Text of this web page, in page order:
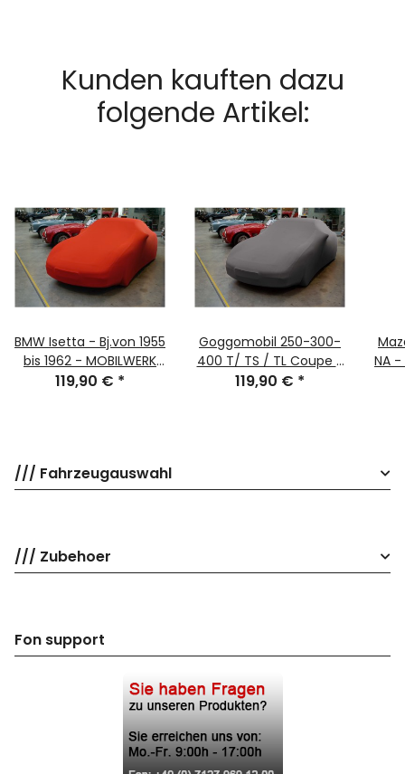
Kunden kauften dazu
folgende Artikel:
BMW Isetta - Bj.von 1955
bis 1962 - MOBILWERK
INDOOR COVER
119,90 € *
Goggomobil 250-300-
400 T/ TS / TL Coupe -
Bj.von 1957 bis 1969 -
119,90 € *
NA -
/// Fahrzeugauswahl
/// Zubehoer
Fon support